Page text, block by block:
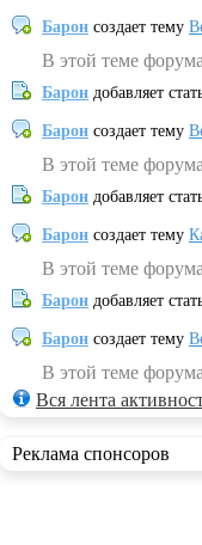
Барон создает тему
В этой теме
Барон добавляет
Барон создает тему
В этой теме
Барон добавляет
Барон создает тему
В этой теме
Барон добавляет
Барон создает тему
В этой теме
Вся лента
Реклама спонсоров